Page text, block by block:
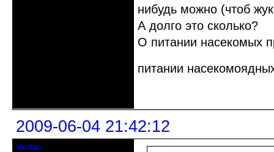
нибудь можно (чтоб
А долго это сколько?
О питании насекомых
питании
2009-06-04 21:42:12
Vardan